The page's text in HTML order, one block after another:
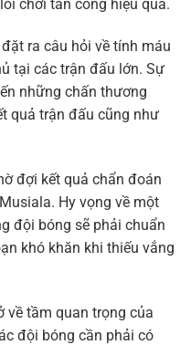
chơi tấn công hiệu quả.
ra câu hỏi về tính máu
tại các trận đấu lớn. Sự
những chấn thương
quả trận đấu cũng như
đợi kết quả chẩn đoán
Hy vọng về một
đội bóng sẽ phải chuẩn
khó khăn khi thiếu vắng
về tầm quan trọng của
đội bóng cần phải có